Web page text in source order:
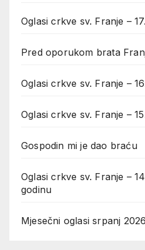
Oglasi crkve sv. Franje –
Pred oporukom brata
Oglasi crkve sv. Franje –
Oglasi crkve sv. Franje –
Gospodin mi je dao braću
Oglasi crkve sv. Franje –
godinu
Mjesečni oglasi srpanj